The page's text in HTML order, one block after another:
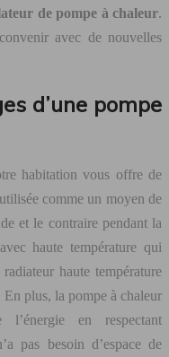
de pompe à chaleur.
avec de nouvelles
d’une pompe
habitation vous offre de
comme un moyen de
et le contraire pendant la
haute température qui
haute température
En plus, la pompe à chaleur
l’énergie en respectant
pas besoin d’espace de